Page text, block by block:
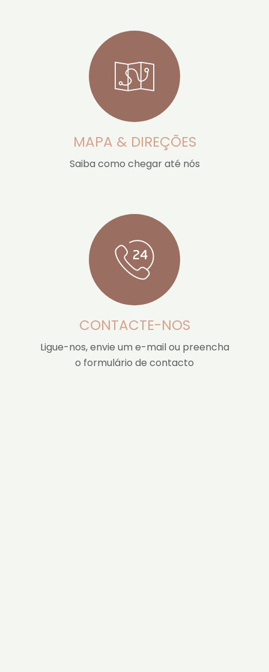
MAPA & DIREÇÕES
Saiba como chegar até nós
CONTACTE-NOS
Ligue-nos, envie um e-mail ou preencha
o formulário de contacto